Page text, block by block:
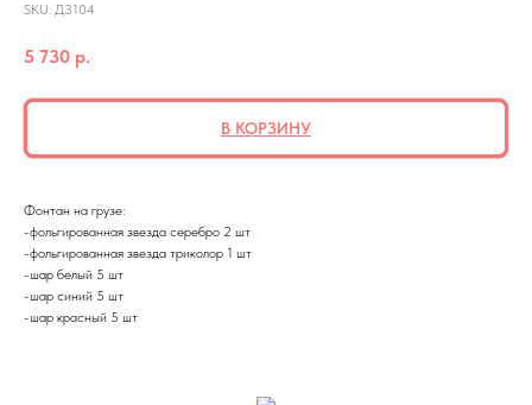
SKU: ДЗ104
5 730 р.
В КОРЗИНУ
Фонтан на грузе:
-фольгированная звезда серебро 2 шт
-фольгированная звезда триколор 1 шт
-шар белый 5 шт
-шар синий 5 шт
-шар красный 5 шт